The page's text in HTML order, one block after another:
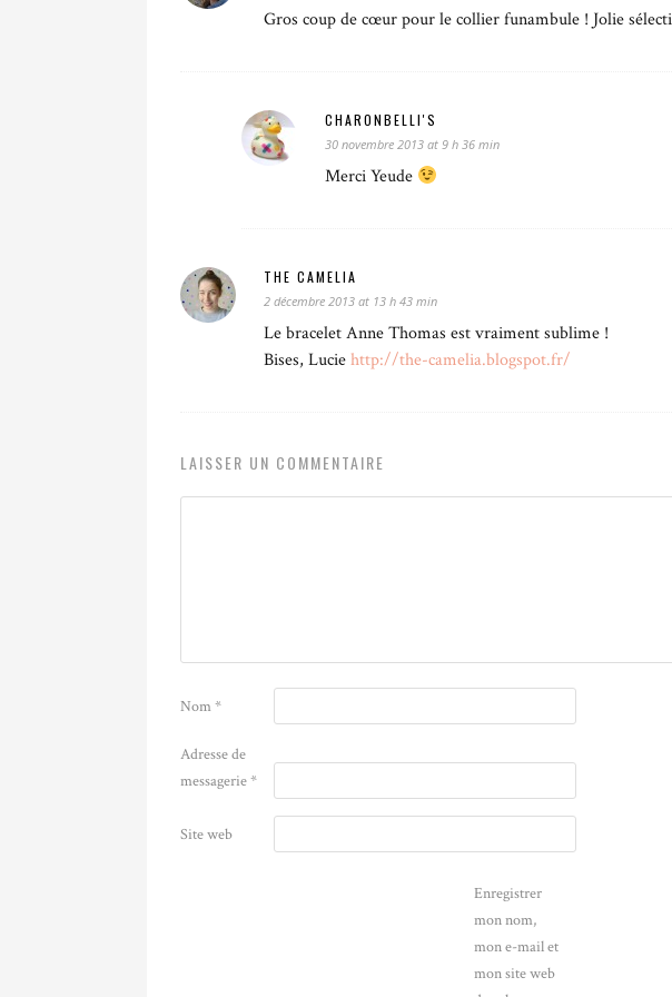
Gros coup de cœur pour le collier funambule ! Jolie
CHARONBELLI'S
30 novembre 2013 at 9 h 36 min
Merci Yeude
THE CAMELIA
2 décembre 2013 at 13 h 43 min
Le bracelet Anne Thomas est vraiment sublime !
Bises, Luciehttp://the-camelia.blogspot.fr/
LAISSER UN COMMENTAIRE
Nom*
Adresse de
messagerie*
Site web
Enregistrer
mon nom,
mon e-mail et
mon site web